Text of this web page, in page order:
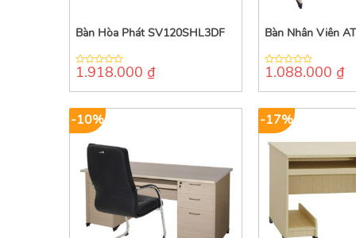
Bàn Hòa Phát SV120SHL3DF
0
of
1.918.000 ₫
Bàn Nhân Viên
0
of
1.088.000 ₫
-10% -17%